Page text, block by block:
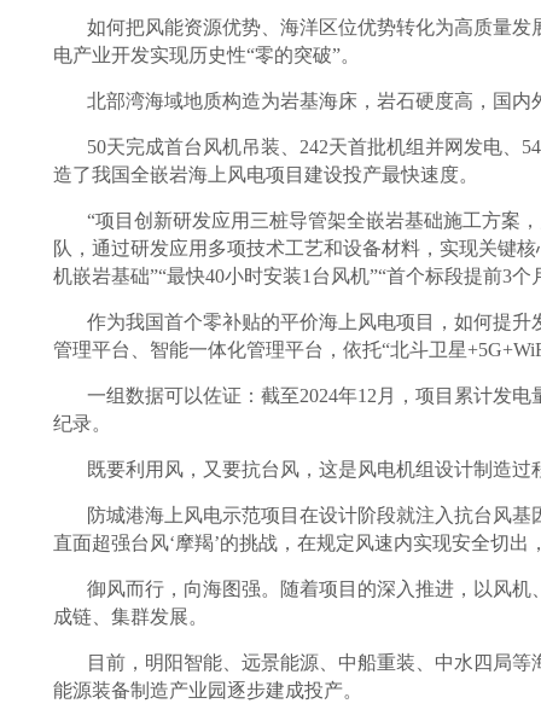
如何把风能资源优势、海洋区位优势转化为高质量
电产业开发实现历史性“零的突破”。
北部湾海域地质构造为岩基海床，岩石硬度高，国
50天完成首台风机吊装、242天首批机组并网发电、
造了我国全嵌岩海上风电项目建设投产最快速度。
“项目创新研发应用三桩导管架全嵌岩基础施工方案
队，通过研发应用多项技术工艺和设备材料，实现关键
机嵌岩基础”“最快40小时安装1台风机”“首个标段提前3
作为我国首个零补贴的平价海上风电项目，如何提
管理平台、智能一体化管理平台，依托“北斗卫星
一组数据可以佐证：截至2024年12月，项目累计发
纪录。
既要利用风，又要抗台风，这是风电机组设计制造过
防城港海上风电示范项目在设计阶段就注入抗台风
直面超强台风‘摩羯’的挑战，在规定风速内实现安全切
御风而行，向海图强。随着项目的深入推进，以风
成链、集群发展。
目前，明阳智能、远景能源、中船重装、中水四局
能源装备制造产业园逐步建成投产。